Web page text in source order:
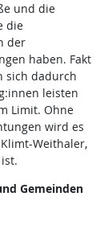
und die
die
der
haben. Fakt
sich dadurch
leisten
Limit. Ohne
wird es
Weithaler,
Gemeinden